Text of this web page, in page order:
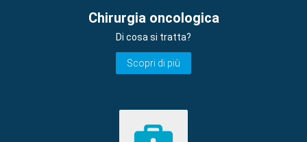
Chirurgia oncologica
Di cosa si tratta?
Scopri di più